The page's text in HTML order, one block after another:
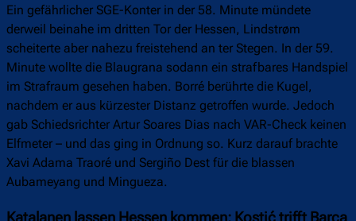
Ein gefährlicher SGE-Konter in der 58. Minute mündete
derweil beinahe im dritten Tor der Hessen, Lindstrøm
scheiterte aber nahezu freistehend an ter Stegen. In der 59.
Minute wollte die Blaugrana sodann ein strafbares Handspiel
im Strafraum gesehen haben. Borré berührte die Kugel,
nachdem er aus kürzester Distanz getroffen wurde. Jedoch
gab Schiedsrichter Artur Soares Dias nach VAR-Check keinen
Elfmeter – und das ging in Ordnung so. Kurz darauf brachte
Xavi Adama Traoré und Sergiño Dest für die blassen
Aubameyang und Mingueza.